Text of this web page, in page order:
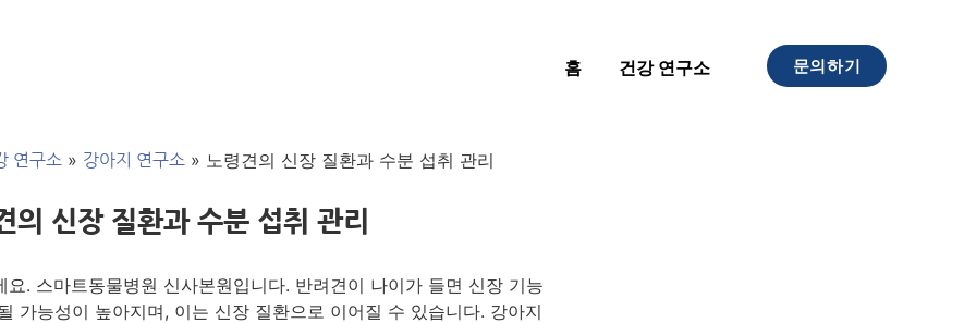
홈 건강 연구소 문의하기
연구소 » 강아지 연구소 » 노령견의 신장 질환과 수분 섭취 관리
의 신장 질환과 수분 섭취 관리
요. 스마트동물병원 신사본원입니다. 반려견이 나이가 들면 신장 기능
가능성이 높아지며, 이는 신장 질환으로 이어질 수 있습니다. 강아지